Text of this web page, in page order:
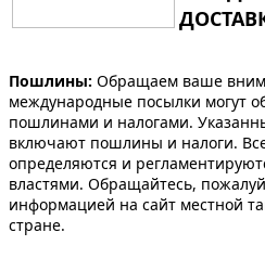
Пошлины: Обращаем ваше
международные посылки могут
пошлинами и налогами.
включают пошлины и налоги.
определяются и
властями. Обращайтесь,
информацией на сайт местной
стране.